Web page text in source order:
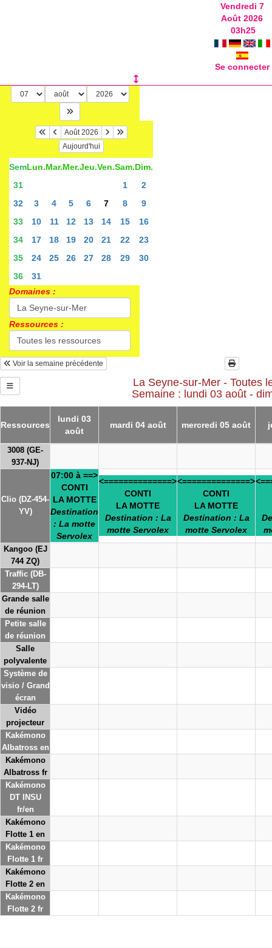
Vendredi 7
Août 2026
03h25
Se connecter
Août 2026
Aujourd'hui
SemLun.Mar.Mer.Jeu.Ven.Sam.Dim.
31
1
2
32
3 4 5 6 7 8
9
33
10 11 12 13 14 15
16
34
17 18 19 20 21 22
23
35
24 25 26 27 28 29
30
36
31
Domaines :
Ressources :
Voir la semaine précédente
La Seyne-sur-Mer - Toutes
Semaine : lundi 03 août -
Ressources
lundi 03
août
mardi 04 août mercredi 05 août
3008 (GE-
937-NJ)
Clio (DZ-454-
YV)
07:00 à ==>
CONTI
LA MOTTE
Destination
: La motte
Servolex
<==============>
CONTI
LA MOTTE
Destination : La
motte Servolex
<==============>
CONTI
LA MOTTE
Destination : La
motte Servolex
Kangoo (EJ
744 ZQ)
Traffic (DB-
294-LT)
Grande salle
de réunion
Petite salle
de réunion
Salle
polyvalente
Système de
visio / Grand
écran
Vidéo
projecteur
Kakémono
Albatross en
Kakémono
Albatross fr
Kakémono
DT INSU
fr/en
Kakémono
Flotte 1 en
Kakémono
Flotte 1 fr
Kakémono
Flotte 2 en
Kakémono
Flotte 2 fr